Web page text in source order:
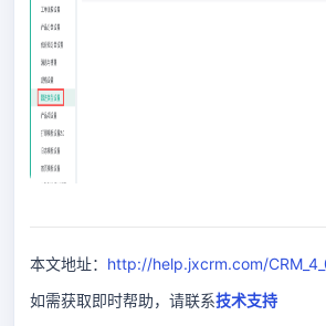
本文地址： http://help.jxcrm.com/
如需获取即时帮助，请联系技术支持